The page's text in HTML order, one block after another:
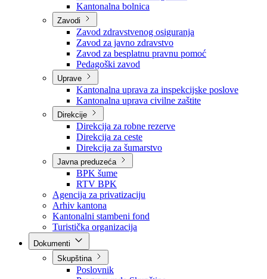
Ustanove
Centar za socijalni rad
Dom za stara i iznemogla lica
Kantonalna bolnica
Zavodi
Zavod zdravstvenog osiguranja
Zavod za javno zdravstvo
Zavod za besplatnu pravnu pomoć
Pedagoški zavod
Uprave
Kantonalna uprava za inspekcijske poslove
Kantonalna uprava civilne zaštite
Direkcije
Direkcija za robne rezerve
Direkcija za ceste
Direkcija za šumarstvo
Javna preduzeća
BPK šume
RTV BPK
Agencija za privatizaciju
Arhiv kantona
Kantonalni stambeni fond
Turistička organizacija